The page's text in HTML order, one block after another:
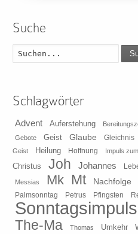
Suche
Schlagwörter
Advent Auferstehung
Gebote
Geist Glaube Gleichnis
Geist
Heilung Hoffnung Impuls
Christus
Joh Johannes
Messias Mk Mt Nachfolge
Palmsonntag Petrus Pfingsten
Sonntagsimpuls
The-Ma Thomas Umkehr